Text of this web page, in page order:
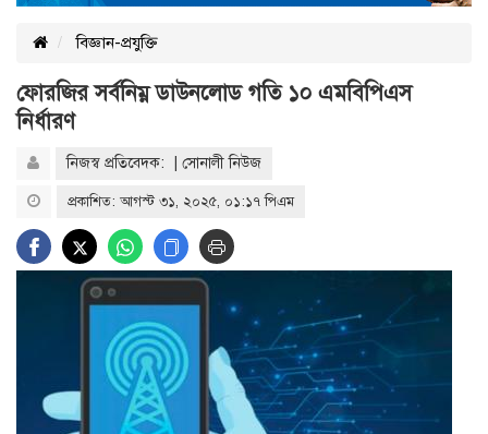
বিজ্ঞান-প্রযুক্তি
ফোরজির সর্বনিম্ন ডাউনলোড গতি ১০ এমবিপিএস
নির্ধারণ
নিজস্ব প্রতিবেদক: | সোনালী নিউজ
প্রকাশিত: আগস্ট ৩১, ২০২৫, ০১:১৭ পিএম